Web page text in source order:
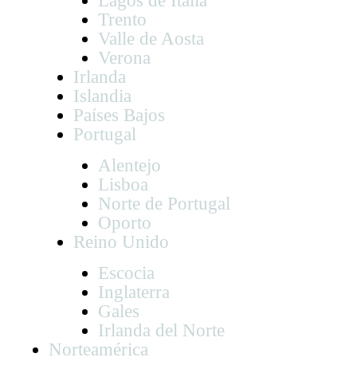
Trento
Valle de Aosta
Verona
Irlanda
Islandia
Países Bajos
Portugal
Alentejo
Lisboa
Norte de Portugal
Oporto
Reino Unido
Escocia
Inglaterra
Gales
Irlanda del Norte
Norteamérica